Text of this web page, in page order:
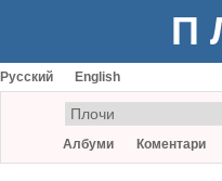
Русский English
Албуми Коментари